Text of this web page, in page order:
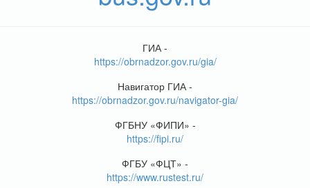
ГИА -
https://obrnadzor.gov.ru/gia/
Навигатор ГИА -
https://obrnadzor.gov.ru/navigator-gia/
ФГБНУ «ФИПИ» -
https://fipi.ru/
ФГБУ «ФЦТ» -
https://www.rustest.ru/